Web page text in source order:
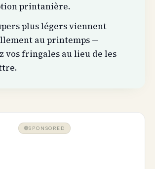
printanière.
plus légers viennent
au printemps —
vos fringales au lieu de les
SPONSORED